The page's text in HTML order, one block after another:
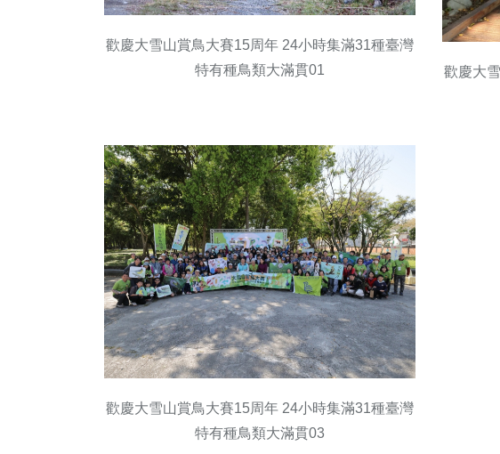
歡慶大雪山賞鳥大賽15周年 24小時集滿31種臺灣
特有種鳥類大滿貫01
歡慶大
歡慶大雪山賞鳥大賽15周年 24小時集滿31種臺灣
特有種鳥類大滿貫03